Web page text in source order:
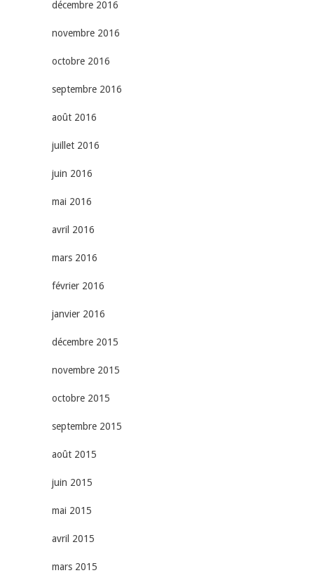
décembre 2016
novembre 2016
octobre 2016
septembre 2016
août 2016
juillet 2016
juin 2016
mai 2016
avril 2016
mars 2016
février 2016
janvier 2016
décembre 2015
novembre 2015
octobre 2015
septembre 2015
août 2015
juin 2015
mai 2015
avril 2015
mars 2015